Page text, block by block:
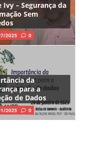
Ivy – Segurança da
Sem
2025 0
da
para a
de Dados
2025 0